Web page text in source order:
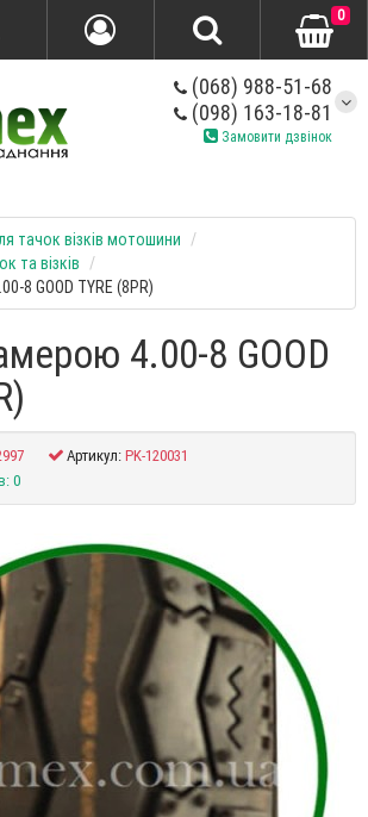
(068) 988-51-68
(098) 163-18-81
Замовити дзвінок
0
тачок візків мотошини
та візків
8 GOOD TYRE (8PR)
4.00-8 GOOD
Артикул:PK-120031
0